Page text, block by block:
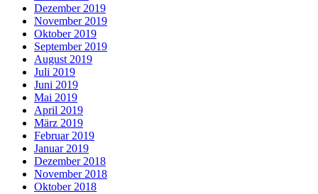
Dezember 2019
November 2019
Oktober 2019
September 2019
August 2019
Juli 2019
Juni 2019
Mai 2019
April 2019
März 2019
Februar 2019
Januar 2019
Dezember 2018
November 2018
Oktober 2018